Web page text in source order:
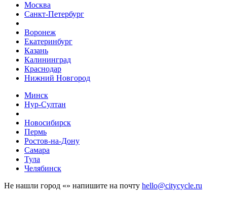
Москва
Санкт-Петербург
Воронеж
Екатеринбург
Казань
Калининград
Краснодар
Нижний Новгород
Минск
Нур-Султан
Новосибирск
Пермь
Ростов-на-Дону
Самара
Тула
Челябинск
Не нашли город «» напишите на почту hello@citycycle.ru